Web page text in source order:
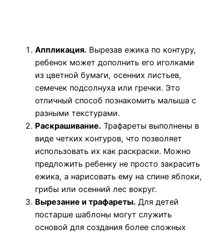
Аппликация. Вырезав ежика по контуру,
ребенок может дополнить его иголками
из цветной бумаги, осенних листьев,
семечек подсолнуха или гречки. Это
отличный способ познакомить малыша с
разными текстурами.
Раскрашивание. Трафареты выполнены в
виде четких контуров, что позволяет
использовать их как раскраски. Можно
предложить ребенку не просто закрасить
ежика, а нарисовать ему на спине яблоки,
грибы или осенний лес вокруг.
Вырезание и трафареты. Для детей
постарше шаблоны могут служить
основой для создания более сложных